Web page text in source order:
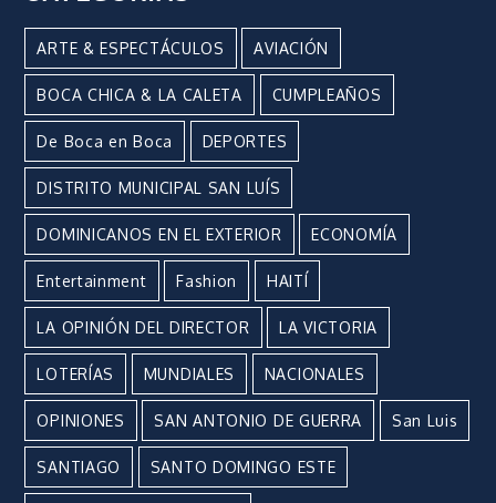
ARTE & ESPECTÁCULOS AVIACIÓN
BOCA CHICA & LA CALETA CUMPLEAÑOS
De Boca en Boca DEPORTES
DISTRITO MUNICIPAL SAN LUÍS
DOMINICANOS EN EL EXTERIOR ECONOMÍA
Entertainment Fashion HAITÍ
LA OPINIÓN DEL DIRECTOR LA VICTORIA
LOTERÍAS MUNDIALES NACIONALES
OPINIONES SAN ANTONIO DE GUERRA San Luis
SANTIAGO SANTO DOMINGO ESTE